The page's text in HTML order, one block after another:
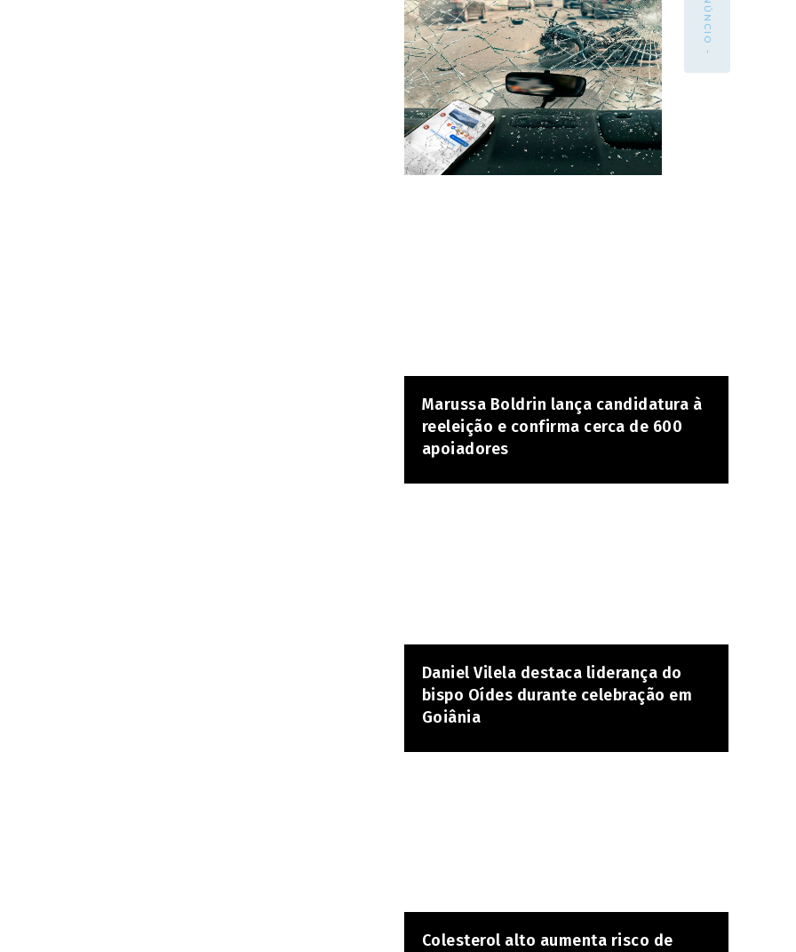
- ANÚNCIO -
Marussa Boldrin lança candidatura à
reeleição e confirma cerca de 600
apoiadores
Daniel Vilela destaca liderança do
bispo Oídes durante celebração em
Goiânia
Colesterol alto aumenta risco de